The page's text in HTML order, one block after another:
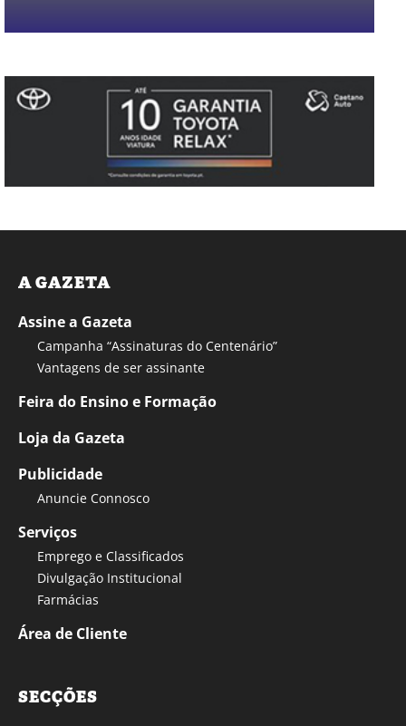
A GAZETA
Assine a Gazeta
Campanha “Assinaturas do Centenário”
Vantagens de ser assinante
Feira do Ensino e Formação
Loja da Gazeta
Publicidade
Anuncie Connosco
Serviços
Emprego e Classificados
Divulgação Institucional
Farmácias
Área de Cliente
SECÇÕES